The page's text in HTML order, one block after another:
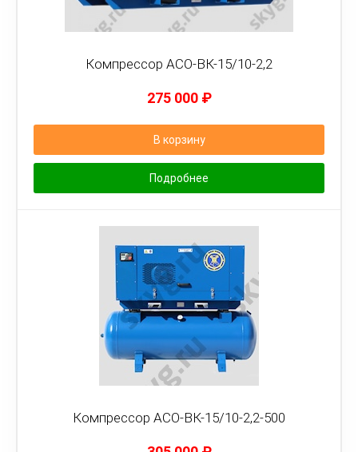
Компрессор АСО-ВК-15/10-2,2
275 000 ₽
В корзину
Подробнее
Компрессор АСО-ВК-15/10-2,2-500